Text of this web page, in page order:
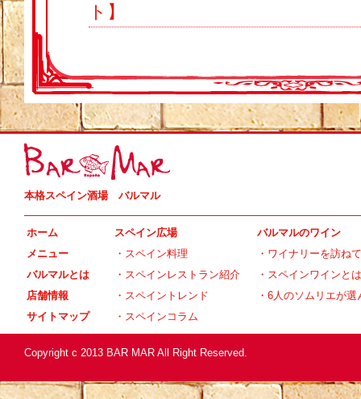
ト】
本格スペイン酒場 バルマル
ホーム
メニュー
バルマルとは
店舗情報
サイトマップ
スペイン広場
・ スペイン料理
・ スペインレストラン紹介
・ スペイントレンド
・ スペインコラム
バルマルのワイン
・ ワイナリーを訪ねて
・ スペインワインとは
・ 6人のソムリエが選
Copyright c 2013 BAR MAR All Right Reserved.